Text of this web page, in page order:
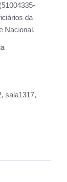
(51004335-
da
Nacional.
sala1317,